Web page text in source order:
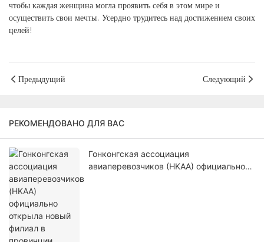
чтобы каждая женщина могла проявить себя в этом мире и
осуществить свои мечты. Усердно трудитесь над достижением своих
целей!
Предыдущий Следующий
РЕКОМЕНДОВАНО ДЛЯ ВАС
Гонконгская ассоциация
авиаперевозчиков (HKAA) официально